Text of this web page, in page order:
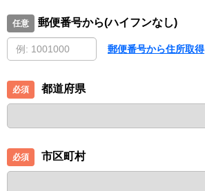
郵便番号から(ハイフンなし)
郵便番号から住所取得
都道府県
市区町村